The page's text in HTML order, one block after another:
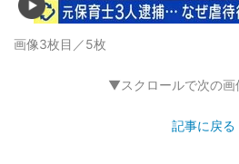
画像3枚目／5枚
▼スクロールで次の
記事に戻る